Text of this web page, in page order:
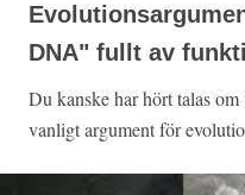
DNA" fullt av
Du kanske har hört talas
vanligt argument för